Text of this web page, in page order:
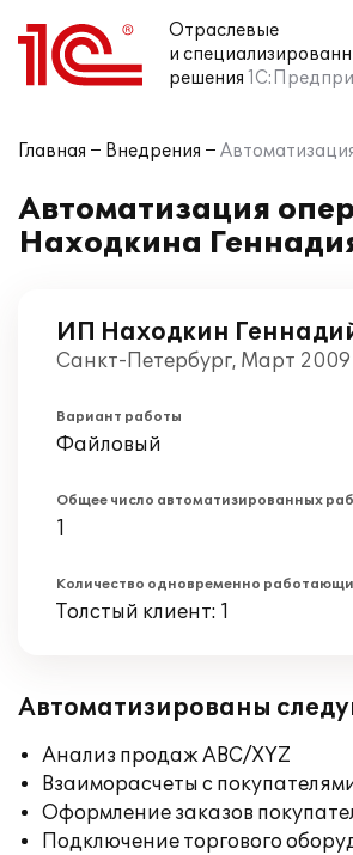
Отраслевые
и
решения
Главная Внедрения
Автоматизация
Находкина
ИП Находкин
Санкт-Петербург, Март 2009
Вариант работы
Файловый
Общее число автоматизированных
1
Количество одновременно
Толстый клиент: 1
Автоматизированы
Анализ продаж ABC/XYZ
Взаиморасчеты с
Оформление заказов
Подключение торгового